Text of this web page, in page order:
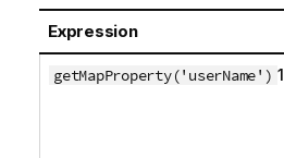
Expression
getMapProperty('userName') 1